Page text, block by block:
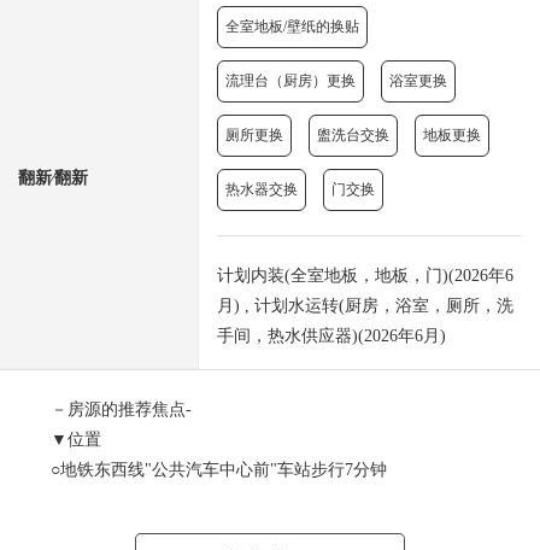
翻新⁄翻新
全室地板/壁纸的换贴
流理台（厨房）更换 浴室更换
厕所更换 盥洗台交换 地板更换
热水器交换 门交换
计划内装(全室地板，地板，门)(2026年6
月) , 计划水运转(厨房，浴室，厕所，洗
手间，热水供应器)(2026年6月)
－房源的推荐焦点-
▼位置
○地铁东西线"公共汽车中心前"车站步行7分钟